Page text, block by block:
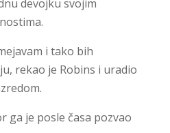
devojku svojim
i tako bih
rekao je Robins i uradio
ga je posle časa pozvao